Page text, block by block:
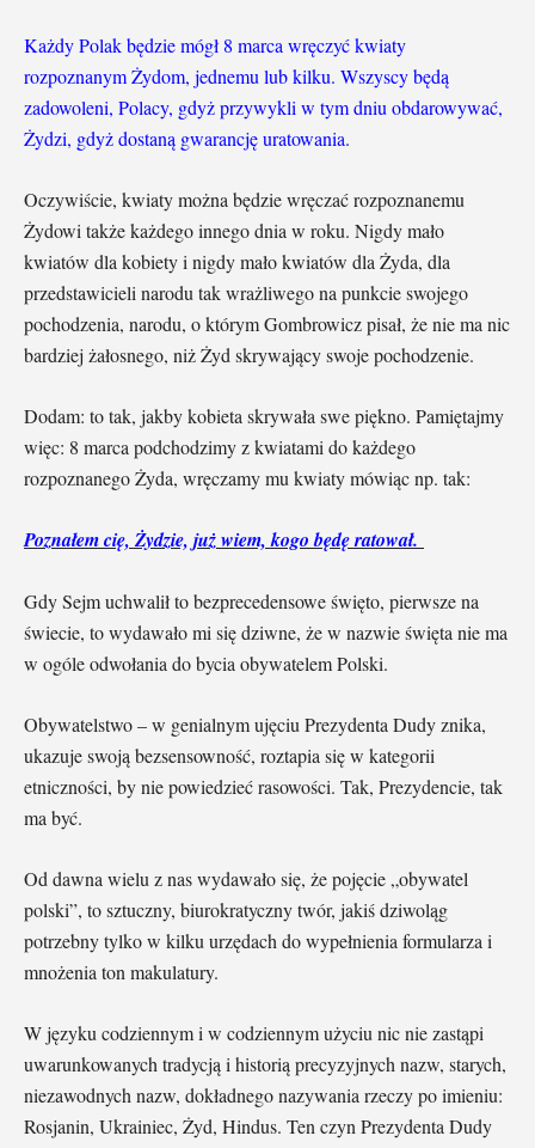
Każdy Polak będzie mógł 8 marca wręczyć kwiaty
rozpoznanym Żydom, jednemu lub kilku. Wszyscy będą
zadowoleni, Polacy, gdyż przywykli w tym dniu obdarowywać,
Żydzi, gdyż dostaną gwarancję uratowania.
Oczywiście, kwiaty można będzie wręczać rozpoznanemu
Żydowi także każdego innego dnia w roku. Nigdy mało
kwiatów dla kobiety i nigdy mało kwiatów dla Żyda, dla
przedstawicieli narodu tak wrażliwego na punkcie swojego
pochodzenia, narodu, o którym Gombrowicz pisał, że nie ma nic
bardziej żałosnego, niż Żyd skrywający swoje pochodzenie.
Dodam: to tak, jakby kobieta skrywała swe piękno. Pamiętajmy
więc: 8 marca podchodzimy z kwiatami do każdego
rozpoznanego Żyda, wręczamy mu kwiaty mówiąc np. tak:
Poznałem cię, Żydzie, już wiem, kogo będę ratował.
Gdy Sejm uchwalił to bezprecedensowe święto, pierwsze na
świecie, to wydawało mi się dziwne, że w nazwie święta nie ma
w ogóle odwołania do bycia obywatelem Polski.
Obywatelstwo – w genialnym ujęciu Prezydenta Dudy znika,
ukazuje swoją bezsensowność, roztapia się w kategorii
etniczności, by nie powiedzieć rasowości. Tak, Prezydencie, tak
ma być.
Od dawna wielu z nas wydawało się, że pojęcie „obywatel
polski”, to sztuczny, biurokratyczny twór, jakiś dziwoląg
potrzebny tylko w kilku urzędach do wypełnienia formularza i
mnożenia ton makulatury.
W języku codziennym i w codziennym użyciu nic nie zastąpi
uwarunkowanych tradycją i historią precyzyjnych nazw, starych,
niezawodnych nazw, dokładnego nazywania rzeczy po imieniu:
Rosjanin, Ukrainiec, Żyd, Hindus. Ten czyn Prezydenta Dudy